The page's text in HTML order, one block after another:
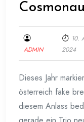
ADMIN
10.
2024
Dieses Jahr
österreich fake
diesem Anlass